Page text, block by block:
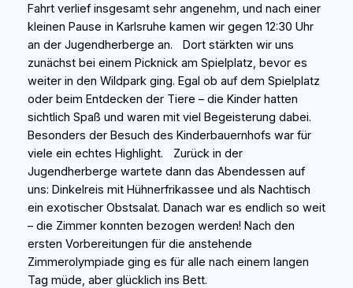
Fahrt verlief insgesamt sehr angenehm, und nach einer
kleinen Pause in Karlsruhe kamen wir gegen 12:30 Uhr
an der Jugendherberge an. Dort stärkten wir uns
zunächst bei einem Picknick am Spielplatz, bevor es
weiter in den Wildpark ging. Egal ob auf dem Spielplatz
oder beim Entdecken der Tiere – die Kinder hatten
sichtlich Spaß und waren mit viel Begeisterung dabei.
Besonders der Besuch des Kinderbauernhofs war für
viele ein echtes Highlight. Zurück in der
Jugendherberge wartete dann das Abendessen auf
uns: Dinkelreis mit Hühnerfrikassee und als Nachtisch
ein exotischer Obstsalat. Danach war es endlich so weit
– die Zimmer konnten bezogen werden! Nach den
ersten Vorbereitungen für die anstehende
Zimmerolympiade ging es für alle nach einem langen
Tag müde, aber glücklich ins Bett.